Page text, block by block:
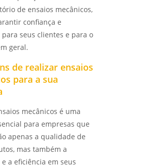
de ensaios mecânicos,
confiança e
seus clientes e para o
geral.
de realizar ensaios
para a sua
mecânicos é uma
para empresas que
apenas a qualidade de
mas também a
a eficiência em seus